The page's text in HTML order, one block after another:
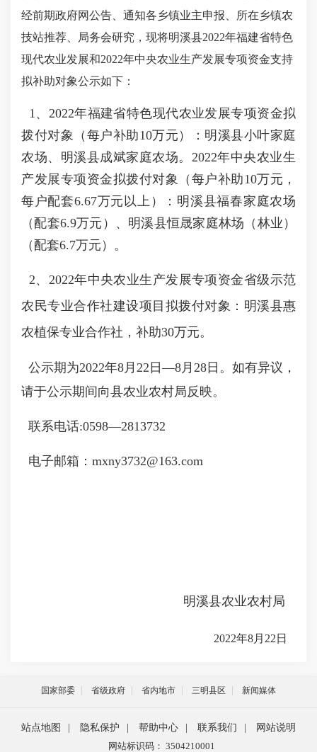
经前期政府网公告、通知各乡镇业主申报、所在乡镇农
技站推荐、局务会研究，现将明溪县2022年福建省特色
现代农业发展和2022年中央农业生产发展专项资金支持
拟补助对象公示如下：
1、2022年福建省特色现代农业发展专项资金拟
拨付对象（每户补助10万元）：明溪县小叶家庭
农场、明溪县成斌家庭农场。2022年中央农业生
产发展专项资金拟拨付对象（每户补助10万元，
每户配套6.67万元以上）：明溪县福春家庭农场
（配套6.9万元）、明溪县恒晟家庭林场（林业）
（配套6.7万元）。
2、2022年中央农业生产发展专项资金省级示范
农民专业合作社建设项目拟拨付对象：明溪县惠
农植保专业合作社，补助30万元。
公示期为2022年8月22日—8月28日。如有异议，
请于公示期间向县农业农村局反映。
联系电话:0598—2813732
电子邮箱：mxny3732@163.com
明溪县农业农村局
2022年8月 22 日
国家部委 省级政府 省内地市 三明县区 新闻媒体
站点地图 隐私保护 帮助中心 联系我们
网站说明
网站标识码： 3504210001